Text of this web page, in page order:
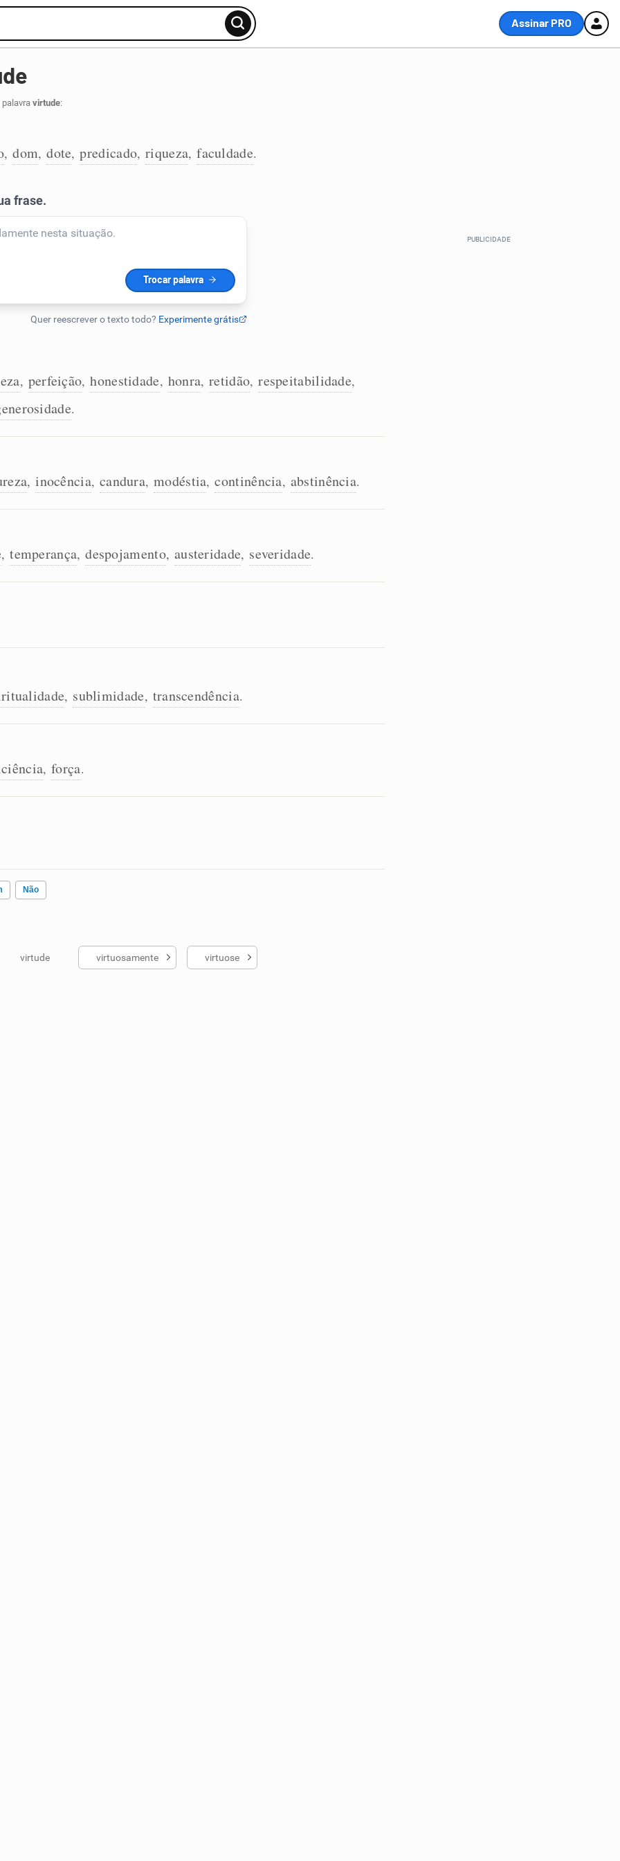
Assinar PRO
virtude:
, dom, dote, predicado, riqueza, faculdade.
, perfeição, honestidade, honra, retidão, respeitabilidade,
.
, inocência, candura, modéstia, continência, abstinência.
, temperança, despojamento, austeridade, severidade.
, sublimidade, transcendência.
, força.
Não
me ajudou
virtude virtuosamente virtuose